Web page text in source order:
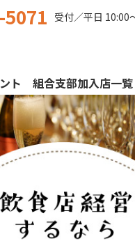
ト 組合支部加入店一覧
受付／平日 10:00